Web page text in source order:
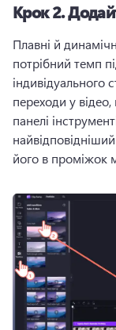
Крок 2.
Плавні й
потрібний темп
індивідуального
переходи у
панелі
його в проміжок